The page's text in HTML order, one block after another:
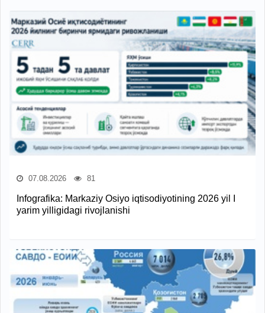
07.08.2026 81
Infografika: Markaziy Osiyo iqtisodiyotining 2026 yil I
yarim yilligidagi rivojlanishi